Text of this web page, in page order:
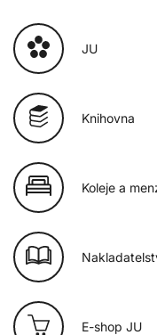
JU
Knihovna
Koleje a
E-shop JU